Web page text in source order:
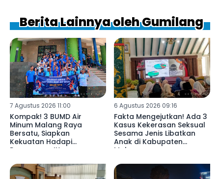
Berita Lainnya oleh Gumilang
7 Agustus 2026 11:00
Kompak! 3 BUMD Air
Minum Malang Raya
Bersatu, Siapkan
Kekuatan Hadapi
Porpamnas IX
6 Agustus 2026 09:16
Fakta Mengejutkan! Ada 3
Kasus Kekerasan Seksual
Sesama Jenis Libatkan
Anak di Kabupaten
Malang ‎